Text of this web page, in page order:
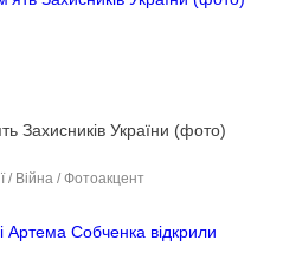
Захисників України (фото)
/ Війна / Фотоакцент